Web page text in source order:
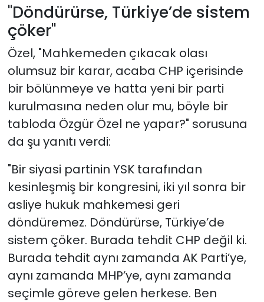
"Döndürürse, Türkiye’de sistem
çöker"
Özel, "Mahkemeden çıkacak olası
olumsuz bir karar, acaba CHP içerisinde
bir bölünmeye ve hatta yeni bir parti
kurulmasına neden olur mu, böyle bir
tabloda Özgür Özel ne yapar?" sorusuna
da şu yanıtı verdi:
"Bir siyasi partinin YSK tarafından
kesinleşmiş bir kongresini, iki yıl sonra bir
asliye hukuk mahkemesi geri
döndüremez. Döndürürse, Türkiye’de
sistem çöker. Burada tehdit CHP değil ki.
Burada tehdit aynı zamanda AK Parti’ye,
aynı zamanda MHP’ye, aynı zamanda
seçimle göreve gelen herkese. Ben